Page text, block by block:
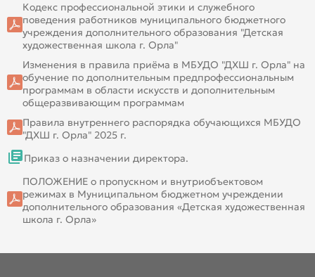
Кодекс профессиональной этики и служебного
поведения работников муниципального бюджетного
учреждения дополнительного образования "Детская
художественная школа г. Орла"
Изменения в правила приёма в МБУДО "ДХШ г. Орла" на
обучение по дополнительным предпрофессиональным
программам в области искусств и дополнительным
общеразвивающим программам
Правила внутреннего распорядка обучающихся МБУДО
"ДХШ г. Орла" 2025 г.
Приказ о назначении директора.
ПОЛОЖЕНИЕ о пропускном и внутриобъектовом
режимах в Муниципальном бюджетном учреждении
дополнительного образования «Детская художественная
школа г. Орла»